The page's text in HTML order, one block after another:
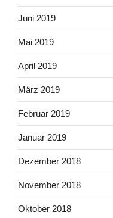
Juni 2019
Mai 2019
April 2019
März 2019
Februar 2019
Januar 2019
Dezember 2018
November 2018
Oktober 2018